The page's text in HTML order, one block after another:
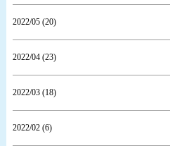
2022/05 (20)
2022/04 (23)
2022/03 (18)
2022/02 (6)